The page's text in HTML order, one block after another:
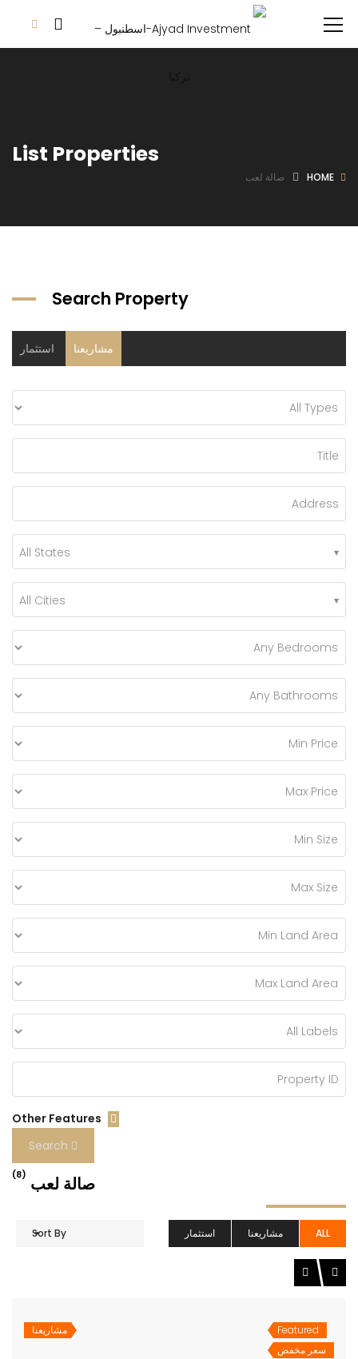
List Properties
HOME صالة لعب
Search Property
مشاريعنا استثمار
All States
All Cities
صالة لعب (8)
ALL مشاريعنا استثمار Sort By
Featured
سعر مخفض
مشاريعنا